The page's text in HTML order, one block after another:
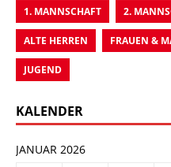
1. MANNSCHAFT 2.
ALTE HERREN FRAUEN &
JUGEND
KALENDER
JANUAR 2026